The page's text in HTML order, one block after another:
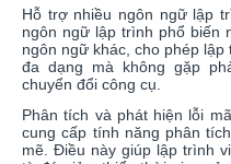
Hỗ trợ nhiều ngôn ngữ lập
ngôn ngữ lập trình phổ biến
ngôn ngữ khác, cho phép
đa dạng mà không gặp
chuyển đổi công cụ.
Phân tích và phát hiện lỗi
cung cấp tính năng phân
mẽ. Điều này giúp lập trình